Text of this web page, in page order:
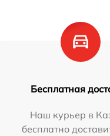
Бесплатная
Наш курьер в
бесплатно